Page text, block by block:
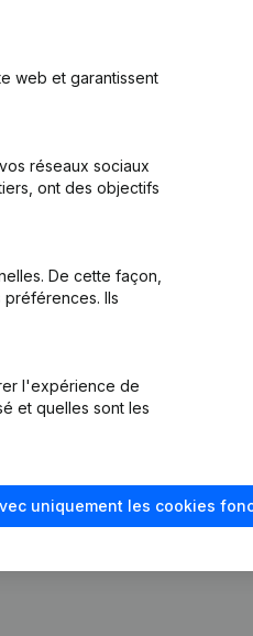
web et garantissent
réseaux sociaux
ont des objectifs
De cette façon,
Ils
l'expérience de
et quelles sont les
uniquement les cookies
des comptes annuels
de la solvabilité